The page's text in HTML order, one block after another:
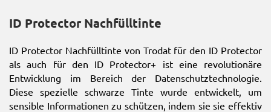
ID Protector Nachfülltinte
ID Protector Nachfülltinte von Trodat für den ID Protector
als auch für den ID Protector+ ist eine revolutionäre
Entwicklung im Bereich der Datenschutztechnologie.
Diese spezielle schwarze Tinte wurde entwickelt, um
sensible Informationen zu schützen, indem sie sie effektiv